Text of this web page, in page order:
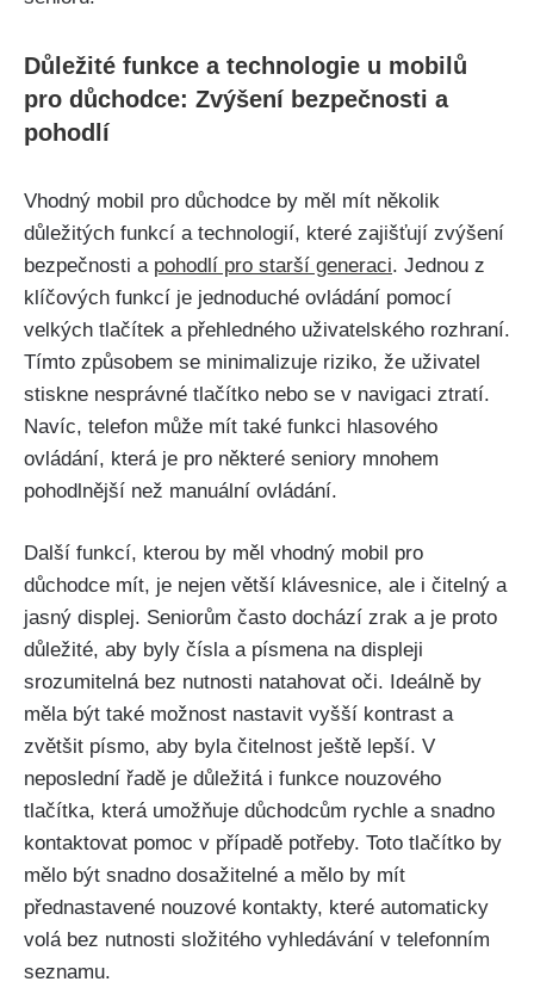
Důležité funkce a technologie u mobilů
pro důchodce: Zvýšení bezpečnosti a
pohodlí
Vhodný mobil pro důchodce by měl mít několik
důležitých funkcí a technologií, které zajišťují zvýšení
bezpečnosti a pohodlí pro starší generaci. Jednou z
klíčových funkcí je jednoduché ovládání pomocí
velkých tlačítek a přehledného uživatelského rozhraní.
Tímto způsobem se minimalizuje riziko, že uživatel
stiskne nesprávné tlačítko nebo se v navigaci ztratí.
Navíc, telefon může mít také funkci hlasového
ovládání, která je pro některé seniory mnohem
pohodlnější než manuální ovládání.
Další funkcí, kterou by měl vhodný mobil pro
důchodce mít, je nejen větší klávesnice, ale i čitelný a
jasný displej. Seniorům často dochází zrak a je proto
důležité, aby byly čísla a písmena na displeji
srozumitelná bez nutnosti natahovat oči. Ideálně by
měla být také možnost nastavit vyšší kontrast a
zvětšit písmo, aby byla čitelnost ještě lepší. V
neposlední řadě je důležitá i funkce nouzového
tlačítka, která umožňuje důchodcům rychle a snadno
kontaktovat pomoc v případě potřeby. Toto tlačítko by
mělo být snadno dosažitelné a mělo by mít
přednastavené nouzové kontakty, které automaticky
volá bez nutnosti složitého vyhledávání v telefonním
seznamu.